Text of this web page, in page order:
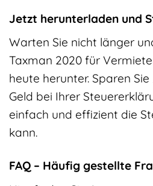
Jetzt herunterladen und
Warten Sie nicht länger
Taxman 2020 für
heute herunter. Sparen
Geld bei Ihrer
einfach und effizient die
kann.
FAQ – Häufig gestellte